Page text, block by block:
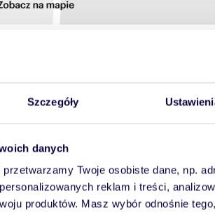
Szczegóły
danych
przetwarzamy Twoje osobiste dane, np.
reklam i treści,
produktów. Masz wybór odnośnie